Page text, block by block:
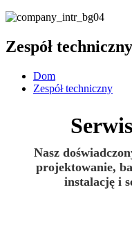
Zespół techniczny
Dom
Zespół techniczny
Nasz
projektowanie,
instalację i